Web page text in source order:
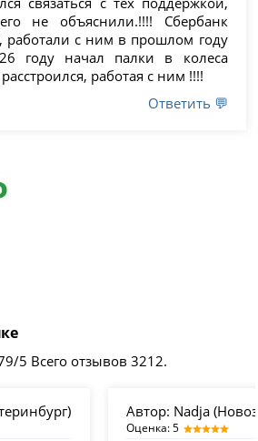
не объяснили.!!!! Сбербанк
работали с ним в прошлом году
году начал палки в колеса
работая с ним !!!!
Ответить 💬
5 Всего отзывов 3212.
Автор: Nadja
Оценка: 5